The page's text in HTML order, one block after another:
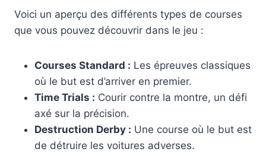
Voici un aperçu des différents types de courses
que vous pouvez découvrir dans le jeu :
Courses Standard : Les épreuves classiques
où le but est d’arriver en premier.
Time Trials : Courir contre la montre, un défi
axé sur la précision.
Destruction Derby : Une course où le but est
de détruire les voitures adverses.